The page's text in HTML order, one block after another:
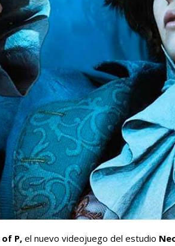
of P, el nuevo videojuego del estudio